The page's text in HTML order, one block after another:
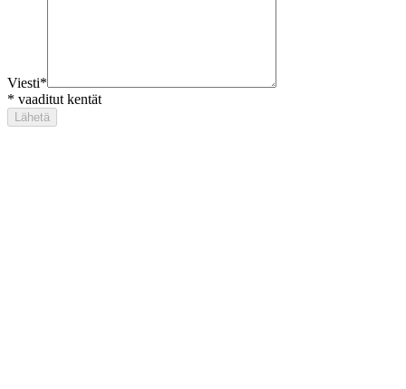
Viesti*
* vaaditut kentät